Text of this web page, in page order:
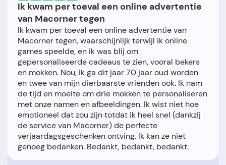
Ik kwam per toeval een online advertentie
van Macorner tegen
Ik kwam per toeval een online advertentie van
Macorner tegen, waarschijnlijk terwijl ik online
games speelde, en ik was blij om
gepersonaliseerde cadeaus te zien, vooral bekers
en mokken. Nou, ik ga dit jaar 70 jaar oud worden
en twee van mijn dierbaarste vrienden ook. Ik nam
de tijd en moeite om drie mokken te personaliseren
met onze namen en afbeeldingen. Ik wist niet hoe
emotioneel dat zou zijn totdat ik heel snel (dankzij
de service van Macorner) de perfecte
verjaardagsgeschenken ontving. Ik kan ze niet